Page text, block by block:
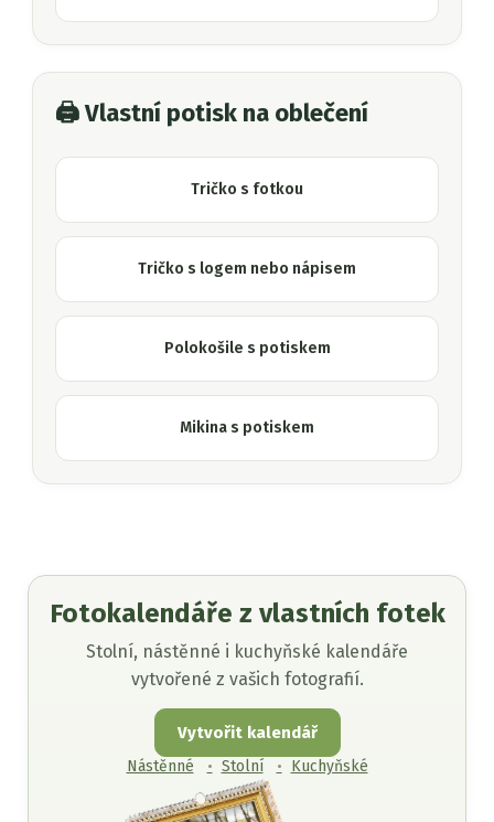
🖨️ Vlastní potisk na oblečení
Tričko s fotkou
Tričko s logem nebo nápisem
Polokošile s potiskem
Mikina s potiskem
Fotokalendáře z vlastních fotek
Stolní, nástěnné i kuchyňské kalendáře
vytvořené z vašich fotografií.
Vytvořit kalendář
Nástěnné Stolní Kuchyňské